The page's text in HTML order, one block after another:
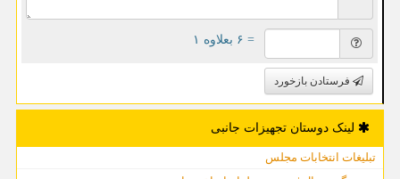
= ۶ بعلاوه ۱
فرستادن بازخورد
لینک دوستان تجهیزات جانبی
تبلیغات انتخابات مجلس